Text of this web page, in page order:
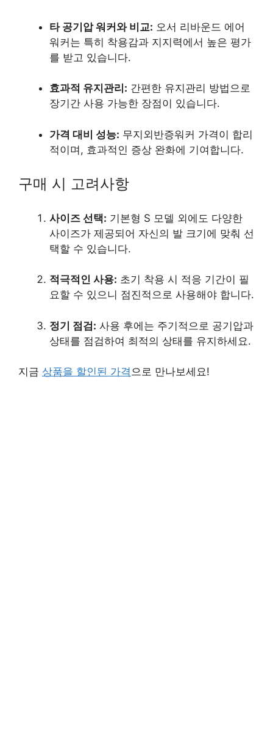
타 공기압 워커와 비교: 오서 리바운드 에어
워커는 특히 착용감과 지지력에서 높은 평가
를 받고 있습니다.
효과적 유지관리: 간편한 유지관리 방법으로
장기간 사용 가능한 장점이 있습니다.
가격 대비 성능: 무지외반증워커 가격이 합리
적이며, 효과적인 증상 완화에 기여합니다.
구매 시 고려사항
사이즈 선택: 기본형 S 모델 외에도 다양한
사이즈가 제공되어 자신의 발 크기에 맞춰 선
택할 수 있습니다.
적극적인 사용: 초기 착용 시 적응 기간이 필
요할 수 있으니 점진적으로 사용해야 합니다.
정기 점검: 사용 후에는 주기적으로 공기압과
상태를 점검하여 최적의 상태를 유지하세요.
지금 상품을 할인된 가격으로 만나보세요!